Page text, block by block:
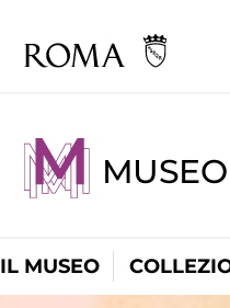
IL MUSEO